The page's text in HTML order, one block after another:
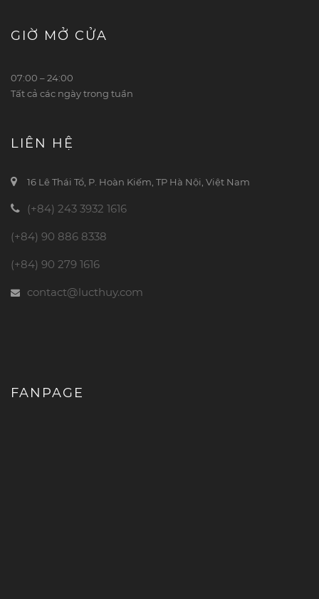
GIỜ MỞ CỬA
07:00 – 24:00
Tất cả các ngày trong tuần
LIÊN HỆ
16 Lê Thái Tổ, P. Hoàn Kiếm, TP Hà Nội, Việt Nam
(+84) 243 3932 1616
(+84) 90 886 8338
(+84) 90 279 1616
contact@lucthuy.com
FANPAGE